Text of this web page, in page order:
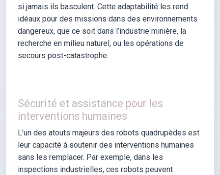
si jamais ils basculent. Cette adaptabilité les rend
idéaux pour des missions dans des environnements
dangereux, que ce soit dans l’industrie minière, la
recherche en milieu naturel, ou les opérations de
secours post-catastrophe.
Sécurité et assistance pour les
interventions humaines
L'un des atouts majeurs des robots quadrupèdes est
leur capacité à soutenir des interventions humaines
sans les remplacer. Par exemple, dans les
inspections industrielles, ces robots peuvent